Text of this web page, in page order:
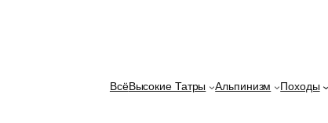
ВсёВысокие Татры Альпинизм Походы